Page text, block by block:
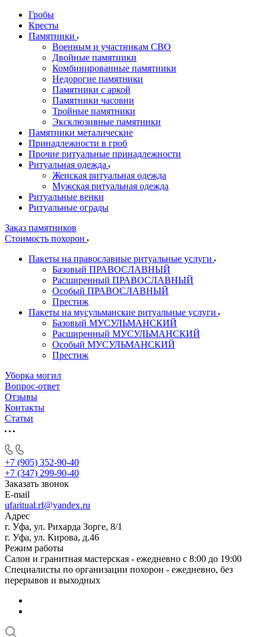
Гробы
Кресты
Памятники
Военным и участникам СВО
Двойные памятники
Комбинированные памятники
Недорогие памятники
Памятники с аркой
Памятники часовни
Тройные памятники
Эксклюзивные памятники
Памятники металические
Принадлежности в гроб
Прочие ритуальные принадлежности
Ритуальная одежда
Женская ритуальная одежда
Мужская ритуальная одежда
Ритуальные венки
Ритуальные ограды
Заказ памятников
Стоимость похорон
Пакеты на православные ритуальные услуги
Базовый ПРАВОСЛАВНЫЙ
Расширенный ПРАВОСЛАВНЫЙ
Особый ПРАВОСЛАВНЫЙ
Престиж
Пакеты на мусульманские ритуальные услуги
Базовый МУСУЛЬМАНСКИЙ
Расширенный МУСУЛЬМАНСКИЙ
Особый МУСУЛЬМАНСКИЙ
Престиж
Уборка могил
Вопрос-ответ
Отзывы
Контакты
Статьи
+7 (905) 352-90-40
+7 (347) 299-90-40
Заказать звонок
E-mail
ufaritual.rf@yandex.ru
Адрес
г. Уфа, ул. Рихарда Зорге, 8/1
г. Уфа, ул. Кирова, д.46
Режим работы
Салон и гранитная мастерская - ежедневно с 8:00 до 19:00
Специалисты по организации похорон - ежедневно, без
перерывов и выходных